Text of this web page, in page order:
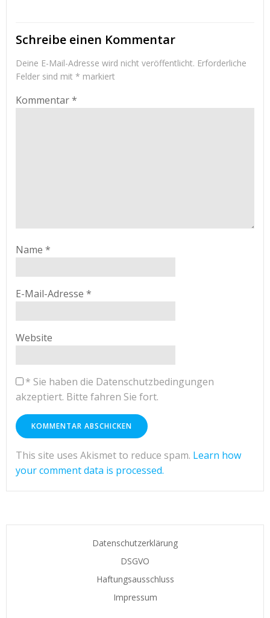
Schreibe einen Kommentar
Deine E-Mail-Adresse wird nicht veröffentlicht. Erforderliche
Felder sind mit * markiert
Kommentar*
Name *
E-Mail-Adresse *
Website
* Sie haben die Datenschutzbedingungen
akzeptiert. Bitte fahren Sie fort.
This site uses Akismet to reduce spam. Learn how
your comment data is processed.
Datenschutzerklärung
DSGVO
Haftungsausschluss
Impressum